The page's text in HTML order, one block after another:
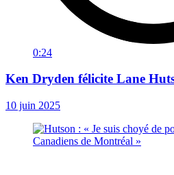
0:24
Ken Dryden félicite Lane
10 juin 2025